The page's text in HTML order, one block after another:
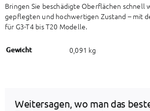
Bringen Sie beschädigte Oberflächen schnell
gepflegten und hochwertigen Zustand – mit
für G3-T4 bis T20 Modelle.
Gewicht 0,091 kg
Weitersagen, wo man das